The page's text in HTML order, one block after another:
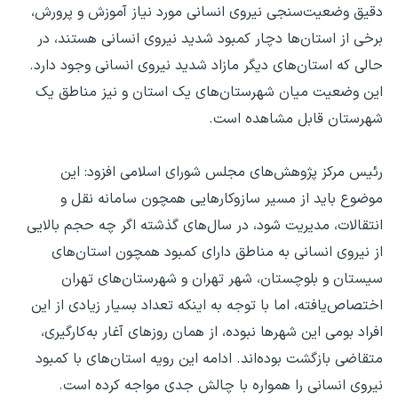
دقیق وضعیت‌سنجی نیروی انسانی مورد نیاز آموزش و پرورش،
برخی از استان‌ها دچار کمبود شدید نیروی انسانی هستند، در
حالی که استان‌های دیگر مازاد شدید نیروی انسانی وجود دارد.
این وضعیت میان شهرستان‌های یک استان و نیز مناطق یک
شهرستان قابل مشاهده‌ است.
رئیس مرکز پژوهش‌های مجلس شورای اسلامی افزود: این
موضوع باید از مسیر سازوکارهایی همچون سامانه نقل و
انتقالات، مدیریت شود، در سال‌های گذشته اگر چه حجم بالایی
از نیروی انسانی به مناطق دارای کمبود همچون استان‌های
سیستان و بلوچستان، شهر تهران و شهرستان‌های تهران
اختصاص‌یافته، اما با توجه به اینکه تعداد بسیار زیادی از این
افراد بومی این شهرها نبوده، از همان روزهای آغار به‌کارگیری،
متقاضی بازگشت بوده‌اند. ادامه این رویه استان‌های با کمبود
نیروی انسانی را همواره با چالش جدی مواجه کرده است.